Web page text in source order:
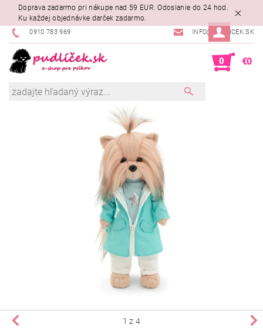
Doprava zadarmo pri nákupe nad 59 EUR. Odoslanie do 24 hod.
Ku každej objednávke darček zadarmo.
0910 783 969 INFO@PUDLICEK.SK
0 €0
1 z 4